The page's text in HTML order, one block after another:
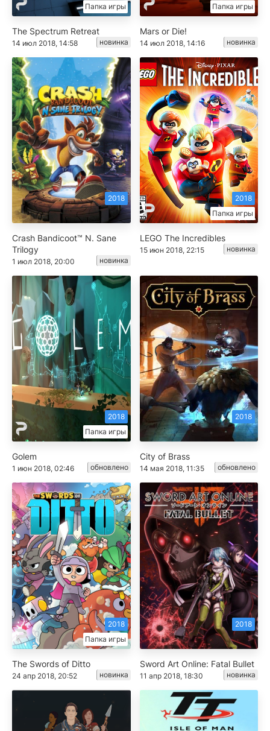
Папка игры
The Spectrum Retreat
14 июл 2018, 14:58 новинка
Папка игры
Mars or Die!
14 июл 2018, 14:16 новинка
2018
Crash Bandicoot™ N. Sane
Trilogy
1 июл 2018, 20:00 новинка
Папка игры
2018
LEGO The Incredibles
15 июн 2018, 22:15 новинка
Папка игры
2018
Golem
1 июн 2018, 02:46 обновлено
2018
City of Brass
14 мая 2018, 11:35 обновлено
Папка игры
2018
The Swords of Ditto
24 апр 2018, 20:52 новинка
2018
Sword Art Online: Fatal Bullet
11 апр 2018, 18:30 новинка